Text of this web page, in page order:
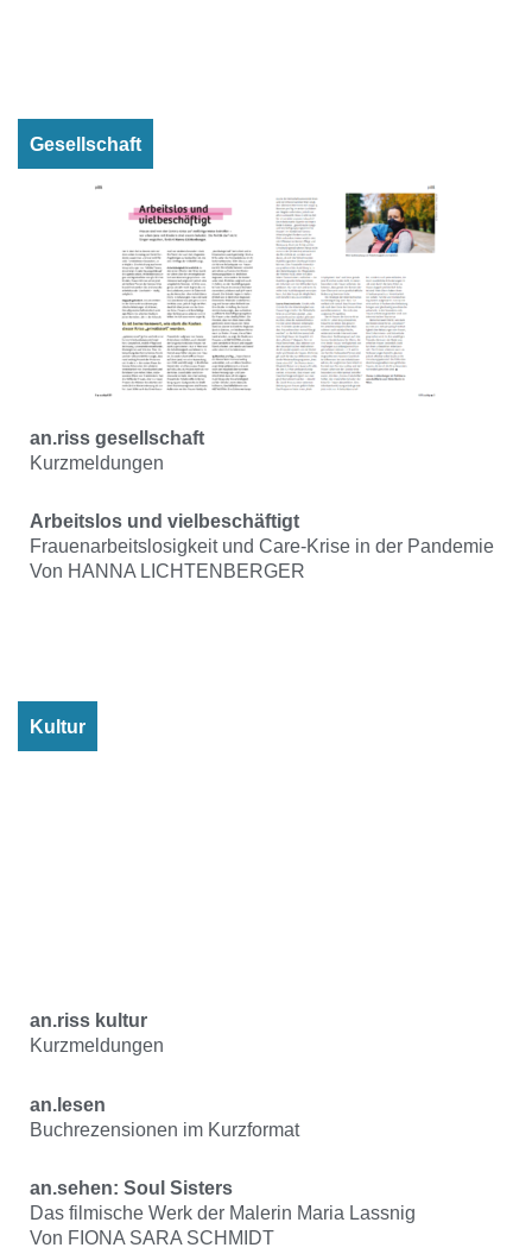
Gesellschaft
an.riss gesellschaft
Kurzmeldungen
Arbeitslos und vielbeschäftigt
Frauenarbeitslosigkeit und Care-Krise in der Pandemie
Von HANNA LICHTENBERGER
Kultur
an.riss kultur
Kurzmeldungen
an.lesen
Buchrezensionen im Kurzformat
an.sehen: Soul Sisters
Das filmische Werk der Malerin Maria Lassnig
Von FIONA SARA SCHMIDT